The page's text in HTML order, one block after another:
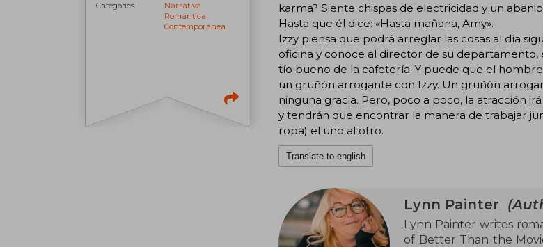
Categories
Narrativa
Romántica
Contemporánea
karma? Siente chispas de electricidad y un
Hasta que él dice: «Hasta mañana, Amy».
Izzy piensa que podrá arreglar las cosas al día
oficina y conoce al director de su departamento,
tío bueno de la cafetería. Y puede que el
un gruñón arrogante con Izzy. Un gruñón
ninguna gracia. Pero, poco a poco, la atracción
y tendrán que encontrar la manera de trabajar
ropa) el uno al otro.
Translate to english
Lynn Painter
Lynn Painter writes
of Better Than the